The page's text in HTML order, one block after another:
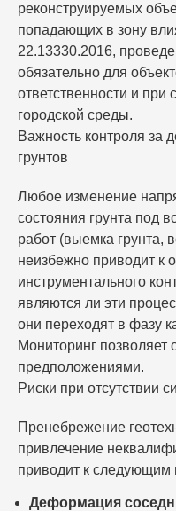
реконструируемых
попадающих в зону
22.13330.2016,
обязательно для
ответственности и при
городской среды.
Важность контроля за
грунтов
Любое изменение
состояния грунта под
работ (выемка грунта,
неизбежно приводит к
инструментального
являются ли эти
они переходят в фазу
Мониторинг
предположениями.
Риски при отсутствии
Пренебрежение
привлечение
приводит к следующим
Деформация